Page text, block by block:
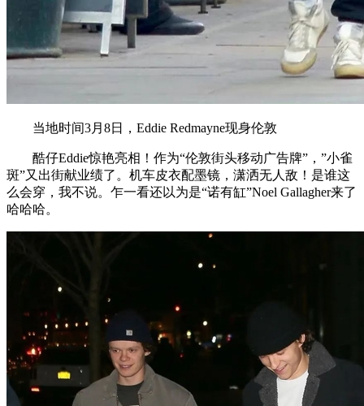
当地时间3月8日，Eddie Redmayne现身伦敦
酷仔Eddie惊艳亮相！作为“伦敦街头移动广告牌”，”小雀
斑”又出街献业绩了。机车皮衣配墨镜，潇洒无人敌！是谁这
么会穿，我不说。乍一看还以为是“诺有缸”Noel Gallagher来了
哈哈哈。